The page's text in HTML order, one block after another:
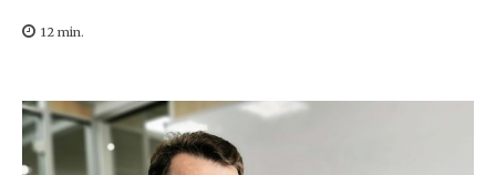
12 min.